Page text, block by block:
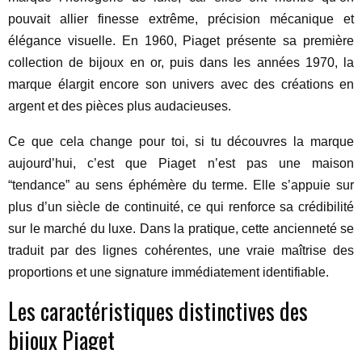
pouvait allier finesse extrême, précision mécanique et
élégance visuelle. En 1960, Piaget présente sa première
collection de bijoux en or, puis dans les années 1970, la
marque élargit encore son univers avec des créations en
argent et des pièces plus audacieuses.
Ce que cela change pour toi, si tu découvres la marque
aujourd’hui, c’est que Piaget n’est pas une maison
“tendance” au sens éphémère du terme. Elle s’appuie sur
plus d’un siècle de continuité, ce qui renforce sa crédibilité
sur le marché du luxe. Dans la pratique, cette ancienneté se
traduit par des lignes cohérentes, une vraie maîtrise des
proportions et une signature immédiatement identifiable.
Les caractéristiques distinctives des
bijoux Piaget